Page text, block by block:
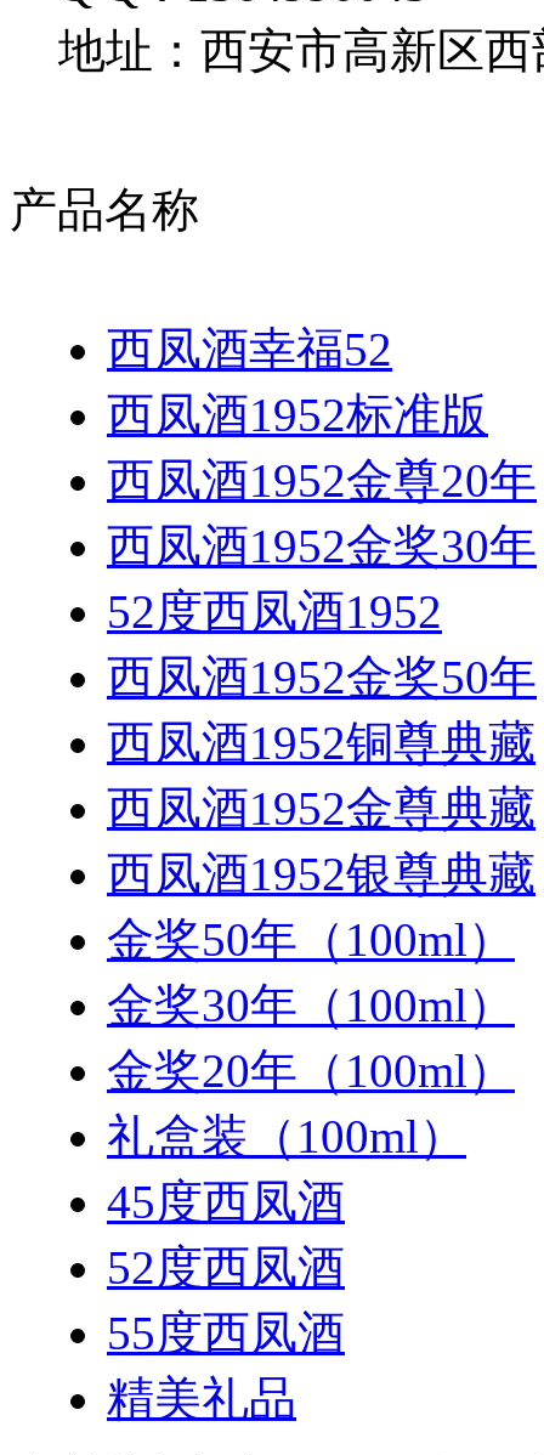
地址：西安市高新区西
产品名称
西凤酒幸福52
西凤酒1952标准版
西凤酒1952金尊20年
西凤酒1952金奖30年
52度西凤酒1952
西凤酒1952金奖50年
西凤酒1952铜尊典藏
西凤酒1952金尊典藏
西凤酒1952银尊典藏
金奖50年（100ml）
金奖30年（100ml）
金奖20年（100ml）
礼盒装（100ml）
45度西凤酒
52度西凤酒
55度西凤酒
精美礼品